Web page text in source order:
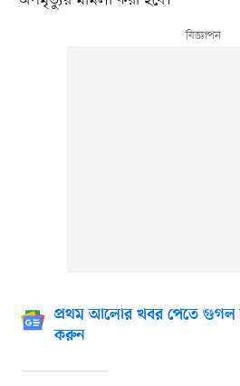
প্রথম আলোর খবর পেতে গুগল
করুন